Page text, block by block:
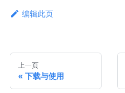
编辑此页
上一页
下载与使用